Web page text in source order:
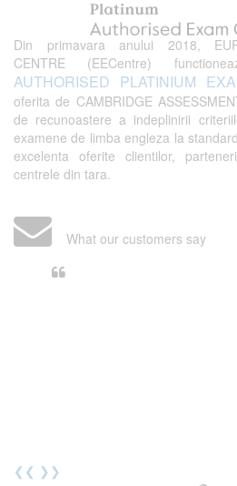
Din primavara anului 2018,
CENTRE (EECentre)
AUTHORISED PLATINIUM
oferita de CAMBRIDGE
de recunoastere a indeplinirii
examene de limba engleza la
excelenta oferite clientilor,
centrele din tara.
What our customers say
❮❮ ❯❯